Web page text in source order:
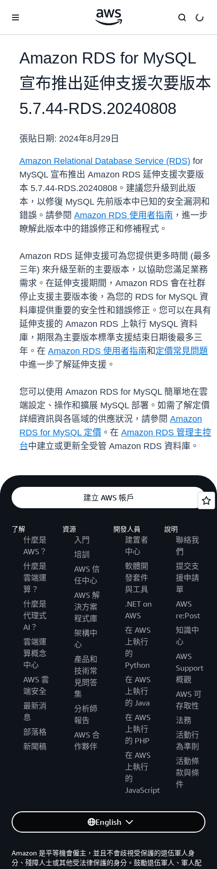
Amazon RDS for MySQL
宣布推出延伸支援次要版本
5.7.44-RDS.20240808
張貼日期: 2024年8月29日
Amazon Relational Database Service (RDS) for
MySQL 宣布推出 Amazon RDS 延伸支援次要版
本 5.7.44-RDS.20240808。建議您升級到此版
本，以修復 MySQL 先前版本中已知的安全漏洞和
錯誤。請參閱 Amazon RDS 使用者指南 ，進一步
瞭解此版本中的錯誤修正和修補程式。
Amazon RDS 延伸支援可為您提供更多時間 (最多
三年) 來升級至新的主要版本，以協助您滿足業務
需求。在延伸支援期間，Amazon RDS 會在社群
停止支援主要版本後，為您的 RDS for MySQL 資
料庫提供重要的安全性和錯誤修正。您可以在具有
延伸支援的 Amazon RDS 上執行 MySQL 資料
庫，期限為主要版本標準支援結束日期後最多三
年。在 Amazon RDS 使用者指南和 定價常見問題
中進一步了解延伸支援。
您可以使用 Amazon RDS for MySQL 簡單地在雲
端設定、操作和擴展 MySQL 部署。如需了解定價
詳細資訊與各區域的供應狀況，請參閱 Amazon
RDS for MySQL 定價 。在 Amazon RDS 管理主控
台中建立或更新全受管 Amazon RDS 資料庫。
建立 AWS 帳戶
了解
什麼是
AWS？
什麼是
雲端運
算？
什麼是
代理式
AI？
雲端運
算概念
中心
AWS 雲
端安全
最新消
息
部落格
新聞稿
資源
入門
培訓
AWS 信
任中心
AWS 解
決方案
程式庫
架構中
心
產品和
技術常
見問答
集
分析師
報告
AWS 合
作夥伴
開發人員
建置者
中心
軟體開
發套件
與工具
.NET on
AWS
在 AWS
上執行
的
Python
在 AWS
上執行
的 Java
在 AWS
上執行
的 PHP
在 AWS
上執行
的
JavaScript
說明
聯絡我
們
提交支
援申請
單
AWS
re:Post
知識中
心
AWS
Support
概觀
AWS 可
存取性
法務
活動行
為準則
活動條
款與條
件
English
Amazon 是平等機會僱主，並且不會歧視受保護的退伍軍人身
分、殘障人士或其他受法律保護的身分。鼓勵退伍軍人、軍人配